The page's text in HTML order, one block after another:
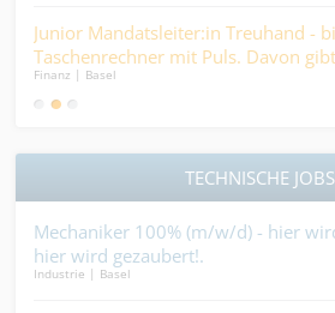
Junior Mandatsleiter:in Treuhand -
Taschenrechner mit Puls. Davon
Finanz | Basel
TECHNISCHE JOBS
Mechaniker 100% (m/w/d) - hier
hier wird gezaubert!.
Industrie | Basel